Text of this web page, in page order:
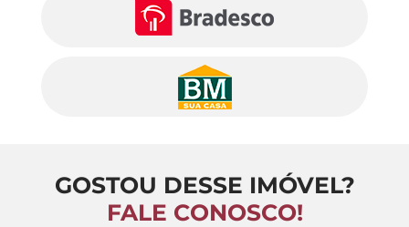
GOSTOU DESSE IMÓVEL?
FALE CONOSCO!